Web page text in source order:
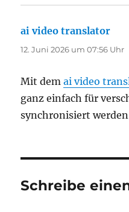
ai video translator
12. Juni 2026 um 07:56 Uhr
Mit demai video
ganz einfach für
synchronisiert
Schreibe